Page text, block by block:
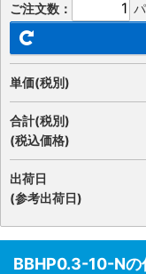
ご注文数：
単価(税別)
合計(税別)
(税込価格)
出荷日
(参考出荷日)
BBHP0.3-10-Nの